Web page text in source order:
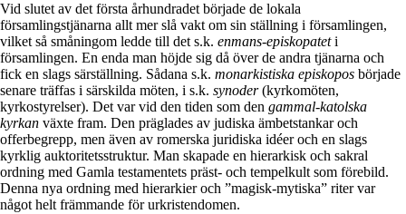
Vid slutet av det första århundradet började de lokala
församlingstjänarna allt mer slå vakt om sin ställning i församlingen,
vilket så småningom ledde till det s.k. enmans-episkopateti
församlingen. En enda man höjde sig då över de andra tjänarna och
fick en slags särställning. Sådana s.k. monarkistiska episkopos började
senare träffas i särskilda möten, i s.k. synoder(kyrkomöten,
kyrkostyrelser). Det var vid den tiden som den gammal-katolska
kyrkan växte fram. Den präglades av judiska ämbetstankar och
offerbegrepp, men även av romerska juridiska idéer och en slags
kyrklig auktoritetsstruktur. Man skapade en hierarkisk och sakral
ordning med Gamla testamentets präst- och tempelkult som förebild.
Denna nya ordning med hierarkier och ”magisk-mytiska” riter var
något helt främmande för urkristendomen.